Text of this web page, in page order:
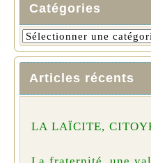
Catégories
Articles récents
LA LAÏCITE,